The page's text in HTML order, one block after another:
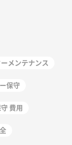
メンテナンス
保守
費用